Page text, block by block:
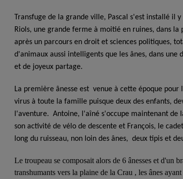
Transfuge de la grande ville, Pascal s'est installé il
Riols, une grande ferme à moitié en ruines, dans
après un parcours en droit et sciences politiques,
d'animaux aussi intelligents que les ânes, dans
et de joyeux partage.
La première ânesse est venue à cette époque
virus à toute la famille puisque deux des enfants,
l'aventure. Antoine, l'aîné s'occupe maintenant de
son activité de vélo de descente et François, le
long du ruisseau, non loin des ânes, deux tipis et
Le troupeau se composait alors de 6 ânesses et d'un
transhumants vers la plaine de la Crau , les ânes